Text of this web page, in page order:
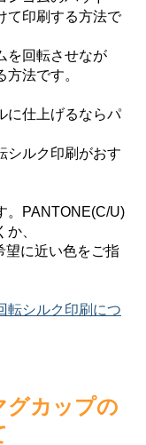
て印刷する方法で
を回転させなが
法です。
に仕上げるならパ
シルク印刷がおす
。PANTONE(C/U)
、
望に近い色をご指
転シルク印刷につ
グカップの